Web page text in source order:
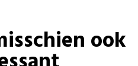
ook